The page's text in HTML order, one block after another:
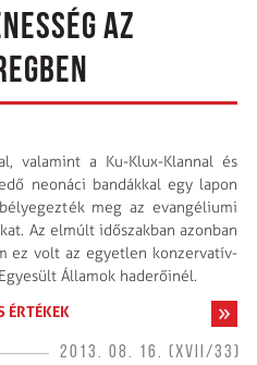
AZ
valamint a Ku-Klux-Klannal és
neonáci bandákkal egy lapon
meg az evangéliumi
Az elmúlt időszakban azonban
ez volt az egyetlen konzervatív-
Államok haderőinél.
ÉRTÉKEK
2013. 08. 16. (XVII/33)